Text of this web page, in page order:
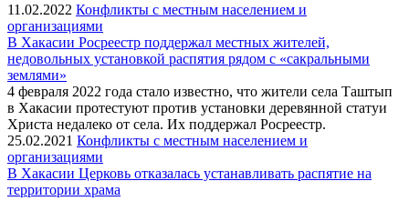
11.02.2022 Конфликты с местным населением и
организациями
В Хакасии Росреестр поддержал местных жителей,
недовольных установкой распятия рядом с «сакральными
землями»
4 февраля 2022 года стало известно, что жители села Таштып
в Хакасии протестуют против установки деревянной статуи
Христа недалеко от села. Их поддержал Росреестр.
25.02.2021 Конфликты с местным населением и
организациями
В Хакасии Церковь отказалась устанавливать распятие на
территории храма